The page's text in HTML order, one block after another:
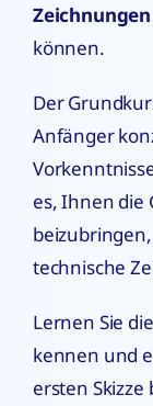
Zeichnungen
können.
Der
Anfänger
es, Ihnen die
technische
Lernen Sie
kennen und
ersten